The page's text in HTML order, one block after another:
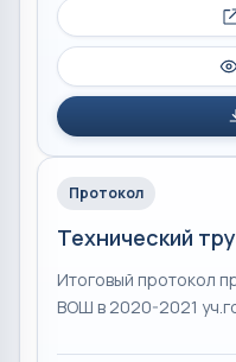
Протокол
Технический
Итоговый протокол
ВОШ в 2020-2021